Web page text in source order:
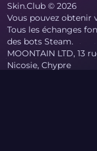
Skin.Club © 2026
Vous pouvez obtenir
Tous les échanges
des bots Steam.
MOONTAIN LTD, 13
Nicosie, Chypre